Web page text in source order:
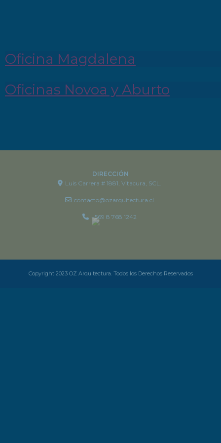
Oficina Magdalena
Oficinas Novoa y Aburto
DIRECCIÓN
Luis Carrera # 1881, Vitacura, SCL.
contacto@ozarquitectura.cl
+569 8 768 1242
Copyright 2023 OZ Arquitectura. Todos los Derechos Reservados